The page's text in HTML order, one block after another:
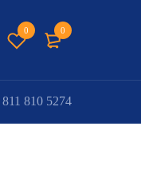
0
0
811 810 5274